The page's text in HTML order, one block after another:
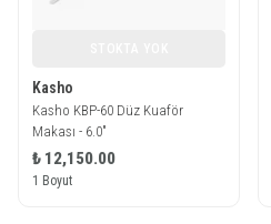
Kasho
Kasho KBP-60 Düz Kuaför
Makası - 6.0"
₺ 12,150.00
1 Boyut